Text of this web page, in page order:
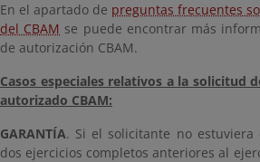
En el apartado de preguntas frecuentes
del CBAM se puede encontrar más
de autorización CBAM.
Casos especiales relativos a la solicitud
autorizado CBAM:
GARANTÍA. Si el solicitante no estuviera
dos ejercicios completos anteriores al